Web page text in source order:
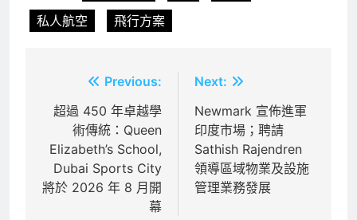
私人航空
飛行方案
章
導
覽
Previous:
超過 450 年卓越學
術傳統：Queen
Elizabeth’s School,
Dubai Sports City
將於 2026 年 8 月開
幕
Next:
Newmark 宣佈進軍
印度市場；聘請
Sathish Rajendren
領導區域物業及設施
管理業務發展